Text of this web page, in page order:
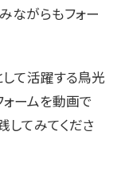
ながらもフォー
して活躍する鳥光
ォームを動画で
してみてくださ